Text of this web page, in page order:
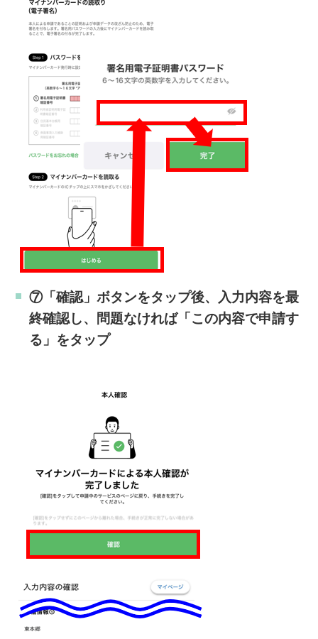
⑦「確認」ボタンをタップ後、入力内容を最
終確認し、問題なければ「この内容で申請す
る」をタップ